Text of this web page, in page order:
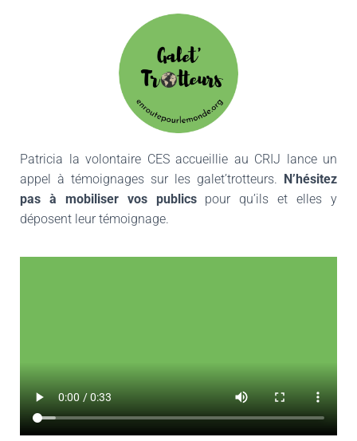
Patricia la volontaire CES accueillie au CRIJ lance un
appel à témoignages sur les galet’trotteurs. N’hésitez
pas à mobiliser vos publicspour qu’ils et elles y
déposent leur témoignage.